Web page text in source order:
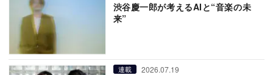
渋谷慶一郎が考えるAIと“音楽の未
来”
連載 2026.07.19